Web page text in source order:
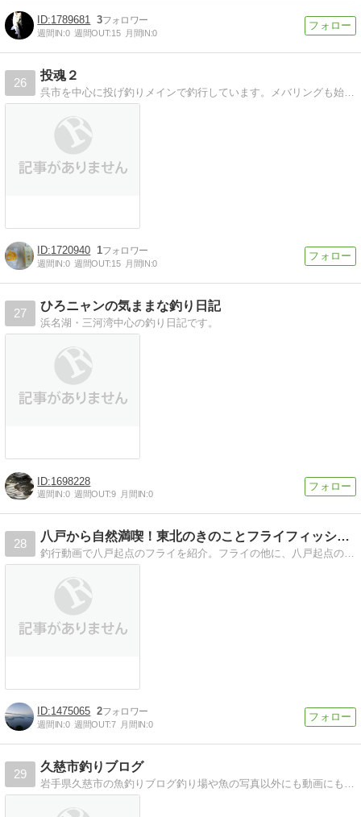
1789681 3
週間IN:0 週間OUT:15 月間IN:0
26
投魂２
呉市を中心に投げ釣りメインで釣行しています。メバリングも始めました。日常のつぶやきも書いてます。
1720940 1
週間IN:0 週間OUT:15 月間IN:0
27
ひろニャンの気ままな釣り日記
浜名湖・三河湾中心の釣り日記です。
1698228
週間IN:0 週間OUT:9 月間IN:0
28
八戸から自然満喫！東北のきのことフライフィッシング
釣行動画で八戸起点のフライを紹介。フライの他に、八戸起点の海釣り・キノコ探究も紹介。
1475065 2
週間IN:0 週間OUT:7 月間IN:0
29
久慈市釣りブログ
岩手県久慈市の魚釣りブログ釣り場や魚の写真以外にも動画にもチャレンジ中です。